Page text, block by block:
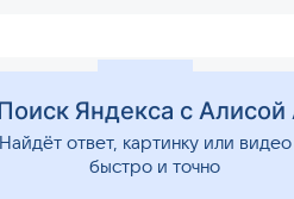
ГаданияЯндекса с Алисой
Найдёт ответ, картинку или
быстро и точно